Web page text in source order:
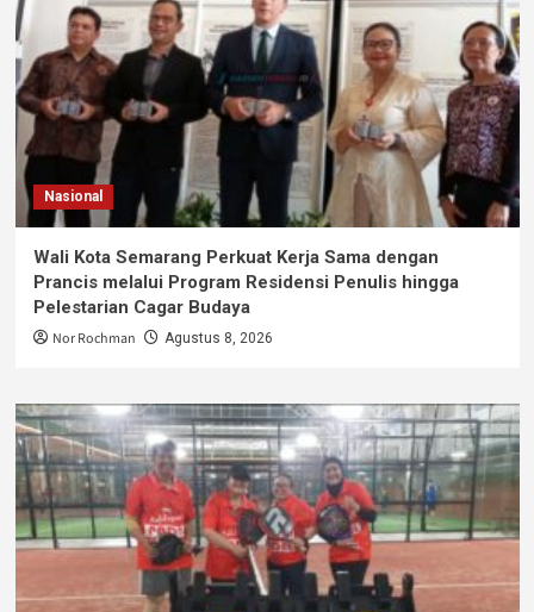
Nasional
Wali Kota Semarang Perkuat Kerja Sama dengan
Prancis melalui Program Residensi Penulis hingga
Pelestarian Cagar Budaya
Nor Rochman Agustus 8, 2026